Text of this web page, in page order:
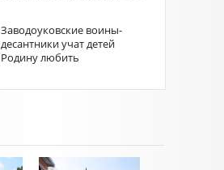
Заводоуковские воины-
десантники учат детей
Родину любить